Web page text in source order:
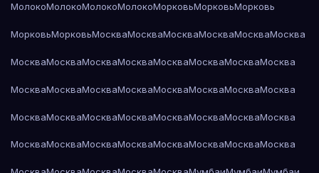
МолокоМолокоМолокоМолокоМорковьМорковьМорковь
МорковьМорковьМоскваМоскваМоскваМоскваМоскваМосква
МоскваМоскваМоскваМоскваМоскваМоскваМоскваМосква
МоскваМоскваМоскваМоскваМоскваМоскваМоскваМосква
МоскваМоскваМоскваМоскваМоскваМоскваМоскваМосква
МоскваМоскваМоскваМоскваМоскваМоскваМоскваМосква